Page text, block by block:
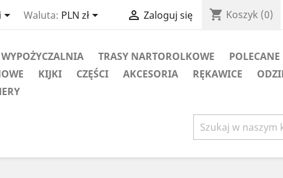
 Waluta: PLN zł  Zaloguj się shopping_cart Koszyk (0)
WYPOŻYCZALNIA TRASY NARTOROLKOWE
POLECANE
KIJKI CZĘŚCI AKCESORIA RĘKAWICE